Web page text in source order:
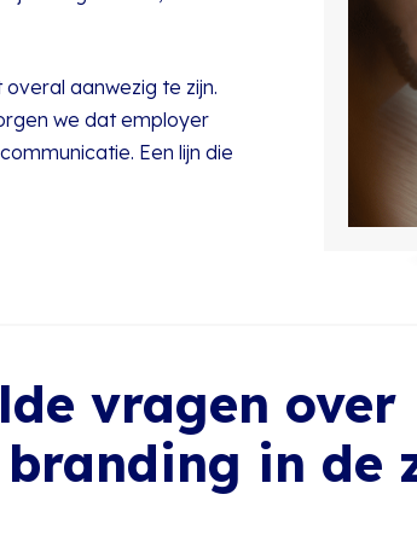
aanwezig te zijn.
we dat employer
Een lijn die
vragen over
in de